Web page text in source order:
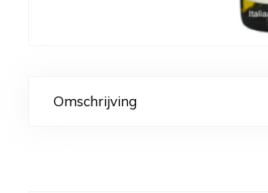
Omschrijving